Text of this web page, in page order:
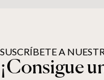
SUSCRÍBETE A
¡Consigue